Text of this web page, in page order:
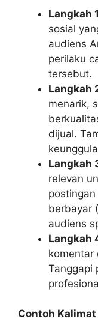
Langkah
sosial
audiens
perilaku
tersebut.
Langkah
menarik,
dijual.
Langkah
relevan
berbayar (
audiens
Langkah
komentar
Tanggapi
Contoh